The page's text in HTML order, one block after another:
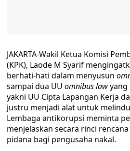
JAKARTA-Wakil Ketua Komisi
(KPK), Laode M Syarif
berhati-hati dalam menyusun
sampai dua UU omnibus lawyang
yakni UU Cipta Lapangan Kerja
justru menjadi alat untuk
Lembaga antikorupsi meminta
menjelaskan secara rinci
pidana bagi pengusaha nakal.